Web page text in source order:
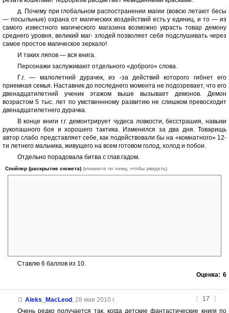
д. Почему при глобальном распостранении магии (вовсю летают бесы
— посыльные) охрана от магических воздействий есть у единиц, и то — из
самого известного магического магазина возможно украсть товар демону
среднего уровня, великий маг- злодей позволяет себя подслушивать через
самое простое магическое зеркало!
И таких ляпов — вся книга.
Персонажи заслуживают отдельного «доброго» слова.
Г.г. — малолетний дурачек, из -за действий которого гибнет его
приемная семья. Наставник до последнего момента не подозревает, что его
двенадцатилетний ученик этажом выше вызывает демонов. Демон
возрастом 5 тыс. лет по умственнному развитию не слишком превосходит
двенадцатилетнего дурачка.
В конце книги г.г. демонтрирует чудеса ловкости, бесстрашия, навыки
рукопашного боя и хорошего тактика. Изменился за два дня. Товарищь
автор слабо представляет себе, как подействовали бы на «комнатного» 12-
ти летнего мальчика, живущего на всем готовом голод, холод и побои.
Отдельно порадовала битва с глав.гадом.
Спойлер (раскрытие сюжета) (кликните по нему, чтобы увидеть)
Ставлю 6 баллов из 10.
Оценка: 6
[ 17 ]
Aleks_MacLeod , 28 мая 2010 г.
Очень редко получается так, когда детские фантастические книги по